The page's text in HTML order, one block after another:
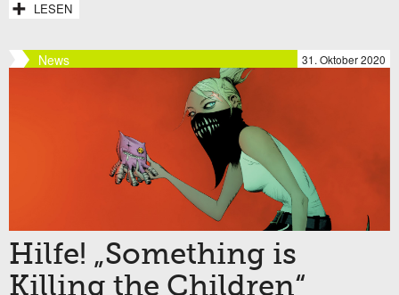
LESEN
News 31. Oktober 2020
Hilfe! „Something is
Killing the Children“